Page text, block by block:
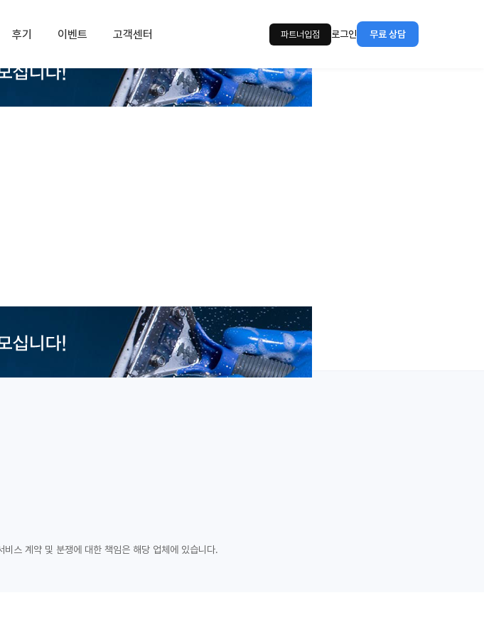
후기 이벤트 고객센터 파트너입점 로그인 무료 상담
스 계약 및 분쟁에 대한 책임은 해당 업체에 있습니다.